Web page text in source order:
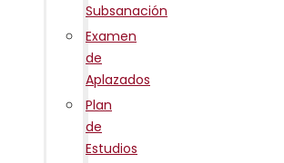
Subsanación
Examen
de
Aplazados
Plan
de
Estudios